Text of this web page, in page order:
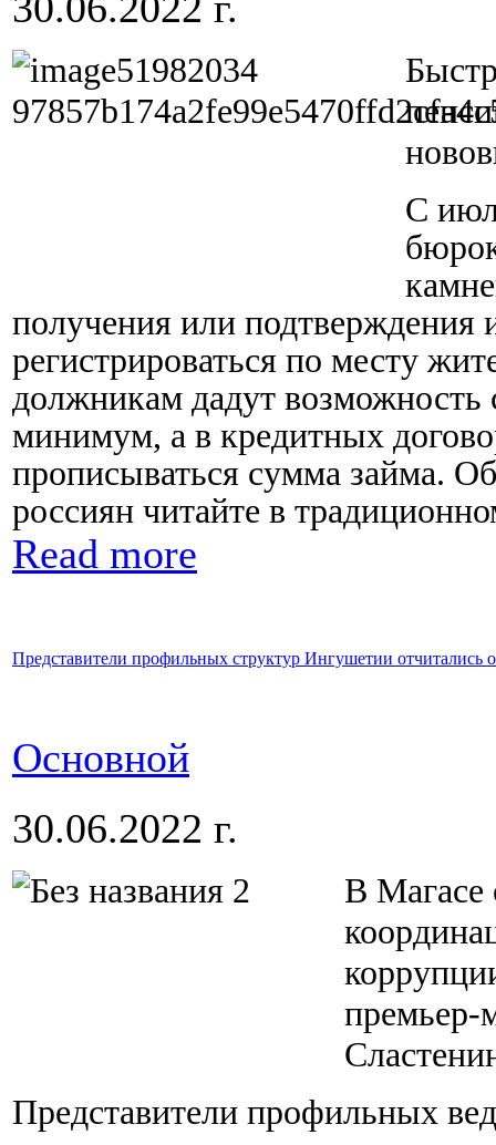
С
получения или подтверждения
регистрироваться по месту
должникам дадут возможность
минимум, а в кредитных
прописываться сумма займа.
россиян читайте в
Read more
Представители профильных структур Ингушетии
Основной
30.06.2022 г.
В Магасе
премьер-
Представители профильных